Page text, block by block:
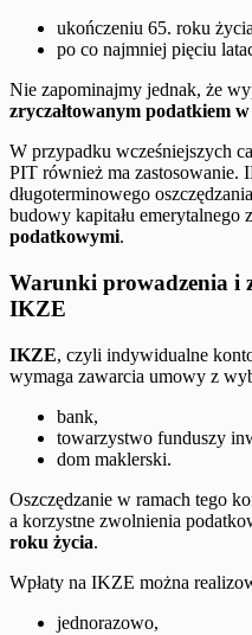
ukończeniu 65. roku
po co najmniej pięciu
Nie zapominajmy jednak, że
zryczałtowanym podatkiem
W przypadku wcześniejszych
PIT również ma zastosowanie.
długoterminowego
budowy kapitału emerytalnego
podatkowymi.
Warunki prowadzenia i
IKZE
IKZE, czyli indywidualne
wymaga zawarcia umowy z
bank,
towarzystwo funduszy
dom maklerski.
Oszczędzanie w ramach tego
a korzystne zwolnienia
roku życia.
Wpłaty na IKZE można
jednorazowo,